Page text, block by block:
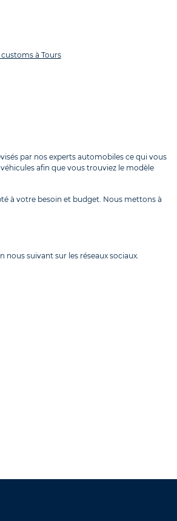
à Tours
par nos experts automobiles ce qui vous
afin que vous trouviez le modèle
à votre besoin et budget. Nous mettons à
suivant sur les réseaux sociaux.